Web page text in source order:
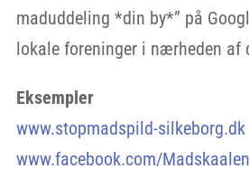
maduddeling *din by*” på
lokale foreninger i nærheden af
Eksempler
www.stopmadspild-silkeborg.dk
www.facebook.com/Madskaalen